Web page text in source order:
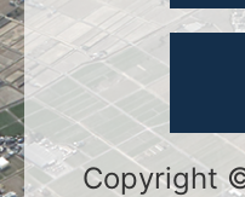
Copyright